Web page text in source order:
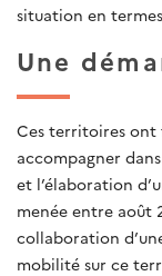
situation en
Une
Ces territoires ont
accompagner
et l’élaboration
menée entre août
collaboration
mobilité sur ce